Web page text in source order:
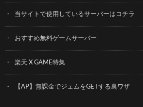
当サイトで使用しているサーバーはコチラ
おすすめ無料ゲームサーバー
楽天 X GAME特集
【AP】無課金でジェムをGETする裏ワザ